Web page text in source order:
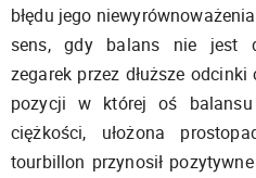
błędu jego
sens, gdy balans nie jest
zegarek przez dłuższe
pozycji w której oś
ciężkości, ułożona
tourbillon przynosił